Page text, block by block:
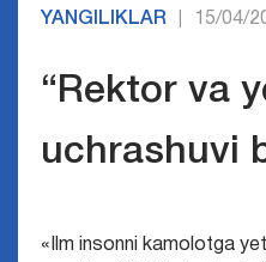
YANGILIKLAR 15/04/
“Rektor va
uchrashuvi
«Ilm insonni kamolotga